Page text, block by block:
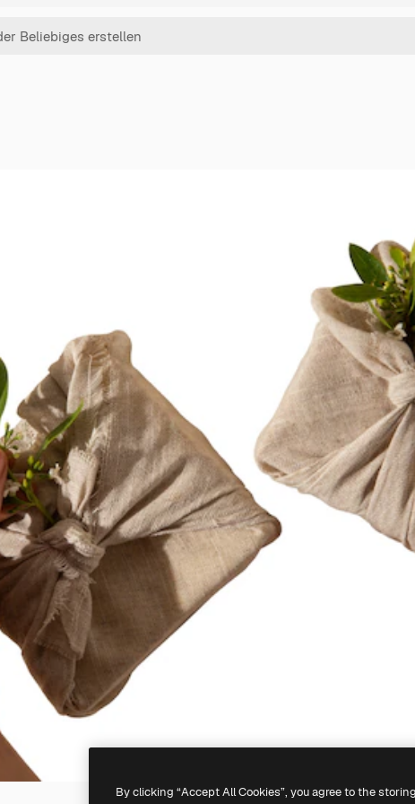
By clicking “Accept All Cookies”, you agree to the